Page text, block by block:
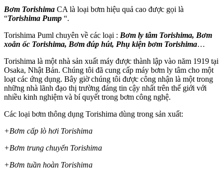
Bơm Torishima CA là loại bơm hiệu quả cao được gọi là
“Torishima Pump “.
Torishima Puml chuyên về các loại : Bơm ly tâm Torishima, Bơm
xoắn ốc Torishima, Bơm đúp hút, Phụ kiện bơm Torishima…
Torishima là một nhà sản xuất máy được thành lập vào năm 1919 tại
Osaka, Nhật Bản. Chúng tôi đã cung cấp máy bơm ly tâm cho một
loạt các ứng dụng. Bây giờ chúng tôi được công nhận là một trong
những nhà lãnh đạo thị trường đáng tin cậy nhất trên thế giới với
nhiều kinh nghiệm và bí quyết trong bơm công nghệ.
Các loại bơm thông dụng Torishima dùng trong sản xuất:
+Bơm cấp lò hơi Torishima
+Bơm trung chuyển Torishima
+Bơm tuần hoàn Torishima